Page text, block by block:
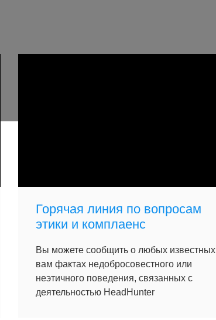
Горячая линия по вопросам
этики и комплаенс
Вы можете сообщить о любых известных
вам фактах недобросовестного или
неэтичного поведения, связанных с
деятельностью HeadHunter